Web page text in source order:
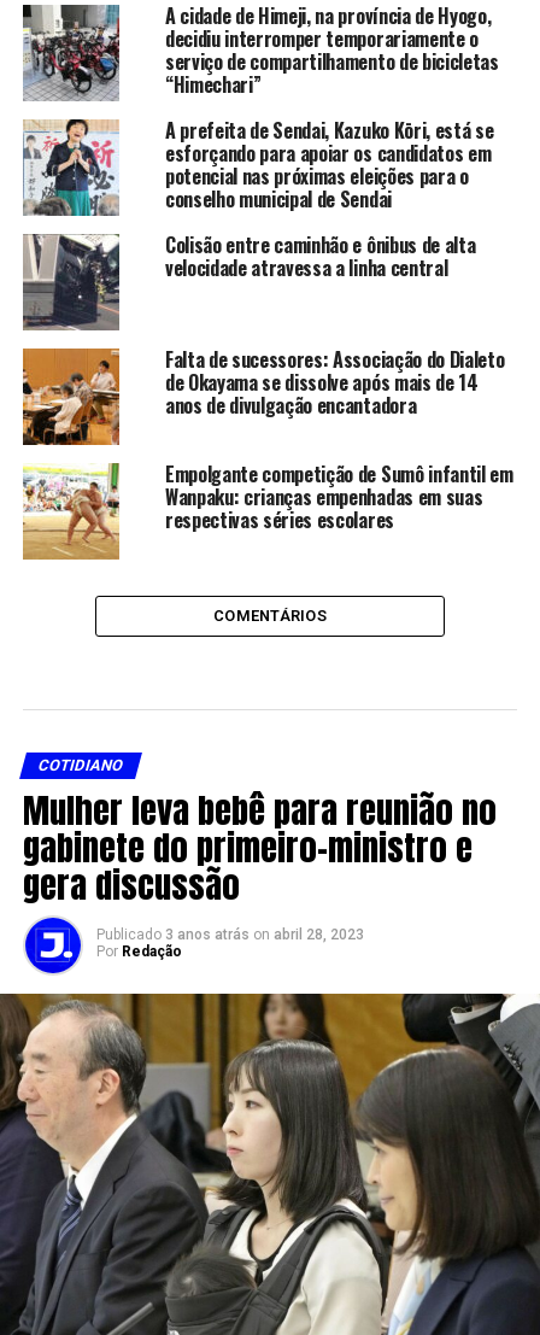
A cidade de Himeji, na província de Hyogo,
decidiu interromper temporariamente o
serviço de compartilhamento de bicicletas
“Himechari”
A prefeita de Sendai, Kazuko Kōri, está se
esforçando para apoiar os candidatos em
potencial nas próximas eleições para o
conselho municipal de Sendai
Colisão entre caminhão e ônibus de alta
velocidade atravessa a linha central
Falta de sucessores: Associação do Dialeto
de Okayama se dissolve após mais de 14
anos de divulgação encantadora
Empolgante competição de Sumô infantil em
Wanpaku: crianças empenhadas em suas
respectivas séries escolares
COMENTÁRIOS
COTIDIANO
Mulher leva bebê para reunião no
gabinete do primeiro-ministro e
gera discussão
Publicado 3 anos atrás on abril 28, 2023
Por Redação